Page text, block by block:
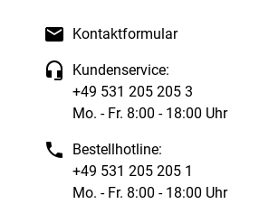
Kontaktformular
Kundenservice:
+49 531 205 205 3
Mo. - Fr. 8:00 - 18:00 Uhr
Bestellhotline:
+49 531 205 205 1
Mo. - Fr. 8:00 - 18:00 Uhr